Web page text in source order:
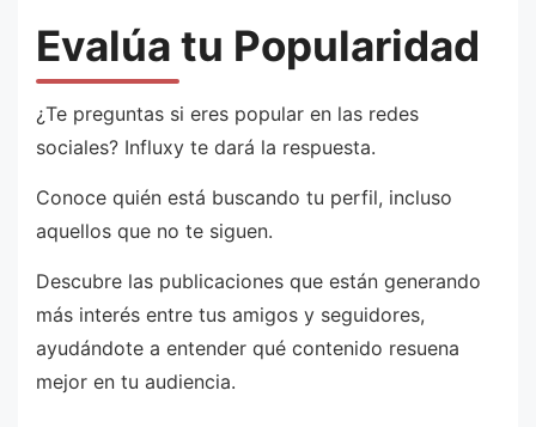
Evalúa tu Popularidad
¿Te preguntas si eres popular en las redes
sociales? Influxy te dará la respuesta.
Conoce quién está buscando tu perfil, incluso
aquellos que no te siguen.
Descubre las publicaciones que están generando
más interés entre tus amigos y seguidores,
ayudándote a entender qué contenido resuena
mejor en tu audiencia.